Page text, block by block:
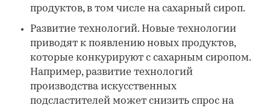
продуктов, в том числе на сахарный сироп.
Развитие технологий. Новые технологии
приводят к появлению новых продуктов,
которые конкурируют с сахарным сиропом.
Например, развитие технологий
производства искусственных
подсластителей может снизить спрос на